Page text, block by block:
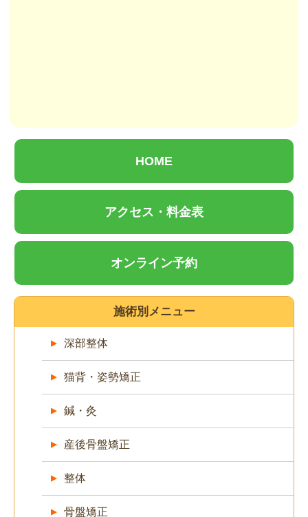
HOME
アクセス・料金表
オンライン予約
施術別メニュー
深部整体
猫背・姿勢矯正
鍼・灸
産後骨盤矯正
整体
骨盤矯正